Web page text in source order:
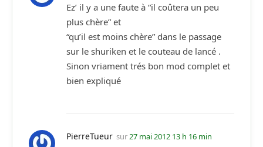
Ez’ il y a une faute à “il coûtera un peu
plus chère” et
“qu’il est moins chère” dans le passage
sur le shuriken et le couteau de lancé .
Sinon vriament trés bon mod complet et
bien expliqué
PierreTueur sur27 mai 2012 13 h 16 min